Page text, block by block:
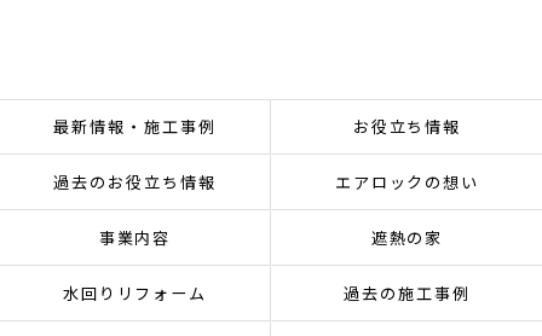
最新情報・施工事例 お役立ち情報
過去のお役立ち情報 エアロックの想い
事業内容 遮熱の家
水回りリフォーム 過去の施工事例